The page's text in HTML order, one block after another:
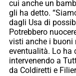
cui anche un
gli ha detto.
dagli Usa di
Potrebbero
visti anche i buoni
eventualità. Lo ha
intervenendo a
da Coldiretti e